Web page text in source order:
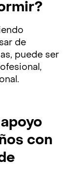
de
puede ser
con